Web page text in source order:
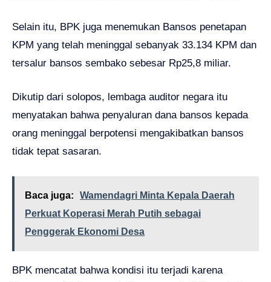
Selain itu, BPK juga menemukan Bansos penetapan
KPM yang telah meninggal sebanyak 33.134 KPM dan
tersalur bansos sembako sebesar Rp25,8 miliar.
Dikutip dari solopos, lembaga auditor negara itu
menyatakan bahwa penyaluran dana bansos kepada
orang meninggal berpotensi mengakibatkan bansos
tidak tepat sasaran.
Baca juga:
Wamendagri Minta Kepala Daerah
Perkuat Koperasi Merah Putih sebagai
Penggerak Ekonomi Desa
BPK mencatat bahwa kondisi itu terjadi karena